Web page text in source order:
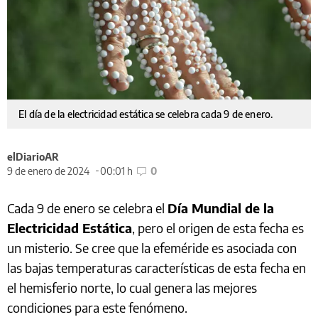
El día de la electricidad estática se celebra cada 9 de enero.
elDiarioAR
9 de enero de 2024
00:01 h 0
Cada 9 de enero se celebra el Día Mundial de la
Electricidad Estática, pero el origen de esta fecha es
un misterio. Se cree que la efeméride es asociada con
las bajas temperaturas características de esta fecha en
el hemisferio norte, lo cual genera las mejores
condiciones para este fenómeno.